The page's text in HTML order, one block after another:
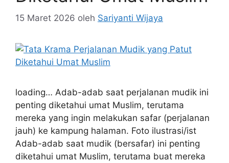
15 Maret 2026 oleh Sariyanti Wijaya
loading… Adab-adab saat perjalanan mudik ini
penting diketahui umat Muslim, terutama
mereka yang ingin melakukan safar (perjalanan
jauh) ke kampung halaman. Foto ilustrasi/ist
Adab-adab saat mudik (bersafar) ini penting
diketahui umat Muslim, terutama buat mereka